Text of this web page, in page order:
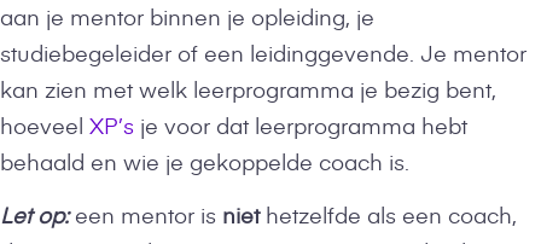
aan je mentor binnen je opleiding, je
studiebegeleider of een leidinggevende. Je mentor
kan zien met welk leerprogramma je bezig bent,
hoeveel XP’s je voor dat leerprogramma hebt
behaald en wie je gekoppelde coach is.
Let op:een mentor is niethetzelfde als een coach,